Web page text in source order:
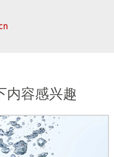
内容感兴趣